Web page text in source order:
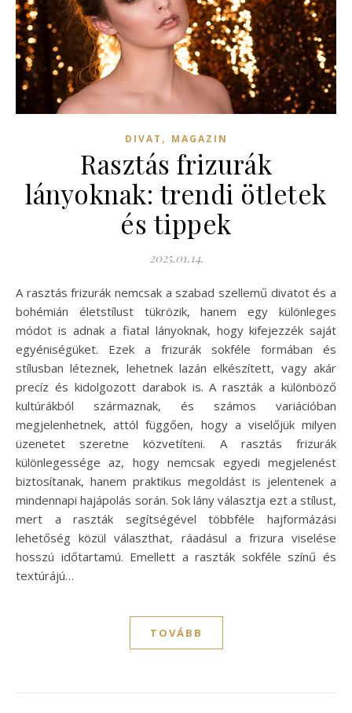
DIVAT , MAGAZIN
Rasztás frizurák
lányoknak: trendi ötletek
és tippek
2025.01.14.
A rasztás frizurák nemcsak a szabad szellemű divatot és a
bohémián életstílust tükrözik, hanem egy különleges
módot is adnak a fiatal lányoknak, hogy kifejezzék saját
egyéniségüket. Ezek a frizurák sokféle formában és
stílusban léteznek, lehetnek lazán elkészített, vagy akár
precíz és kidolgozott darabok is. A raszták a különböző
kultúrákból származnak, és számos variációban
megjelenhetnek, attól függően, hogy a viselőjük milyen
üzenetet szeretne közvetíteni. A rasztás frizurák
különlegessége az, hogy nemcsak egyedi megjelenést
biztosítanak, hanem praktikus megoldást is jelentenek a
mindennapi hajápolás során. Sok lány választja ezt a stílust,
mert a raszták segítségével többféle hajformázási
lehetőség közül választhat, ráadásul a frizura viselése
hosszú időtartamú. Emellett a raszták sokféle színű és
textúrájú…
TOVÁBB